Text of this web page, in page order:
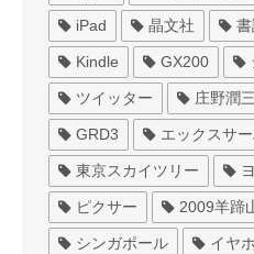
iPad 晶文社 書
Kindle GX200
ツイッター 庄野潤三
GRD3 エックスサ
東京スカイツリー
ピクサー 2009羊蹄
シンガポール イヤ